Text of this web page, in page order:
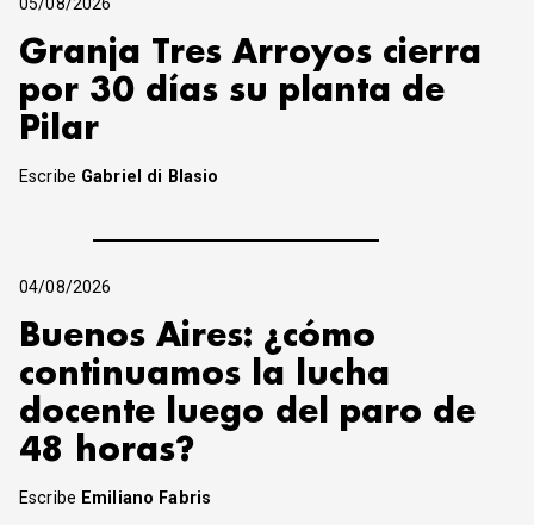
05/08/2026
Granja Tres Arroyos cierra
por 30 días su planta de
Pilar
Escribe Gabriel di Blasio
04/08/2026
Buenos Aires: ¿cómo
continuamos la lucha
docente luego del paro de
48 horas?
Escribe Emiliano Fabris